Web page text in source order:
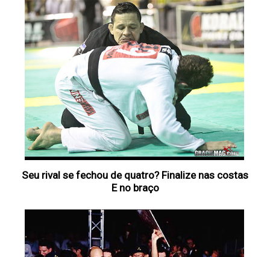
Seu rival se fechou de quatro? Finalize nas costas
E no braço